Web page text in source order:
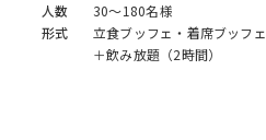
人数
30～180名様
形式
立食ブッフェ・着席ブッフェ
＋飲み放題（2時間）